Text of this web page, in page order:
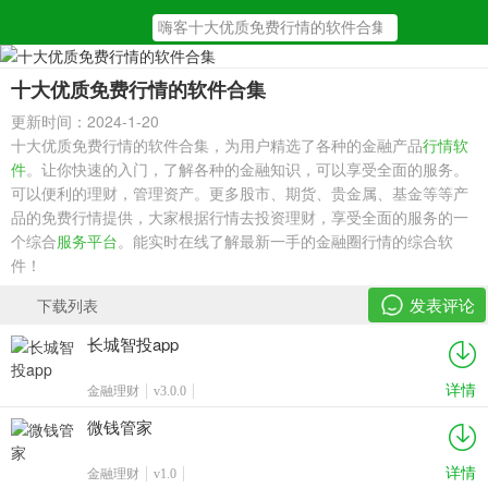
十大优质免费行情的软件合集
更新时间：2024-1-20
十大优质免费行情的软件合集，为用户精选了各种的金融产品行情软
件。让你快速的入门，了解各种的金融知识，可以享受全面的服务。
可以便利的理财，管理资产。更多股市、期货、贵金属、基金等等产
品的免费行情提供，大家根据行情去投资理财，享受全面的服务的一
个综合服务平台。能实时在线了解最新一手的金融圈行情的综合软
件！
下载列表
发表评论
长城智投app
金融理财 v3.0.0 详情
微钱管家
金融理财 v1.0 详情